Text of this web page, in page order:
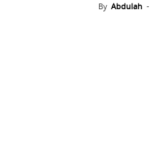
By Abdulah -